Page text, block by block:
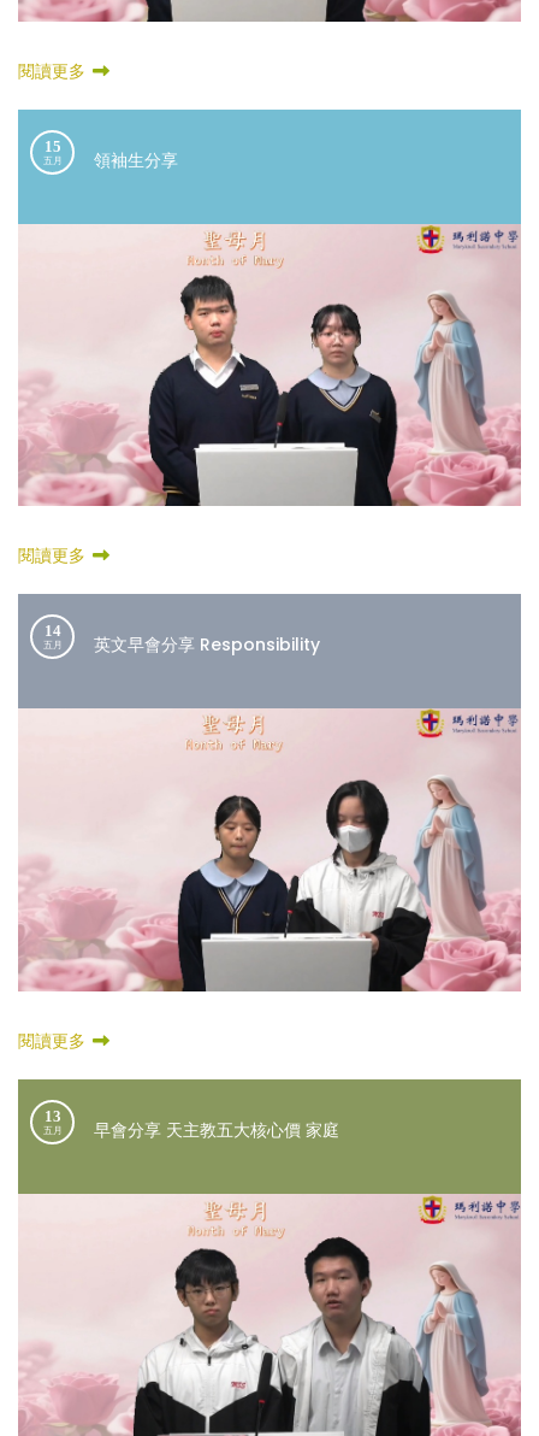
閱讀更多
15
五月 領袖生分享
閱讀更多
14
五月 英文早會分享 Responsibility
閱讀更多
13
五月 早會分享 天主教五大核心價 家庭